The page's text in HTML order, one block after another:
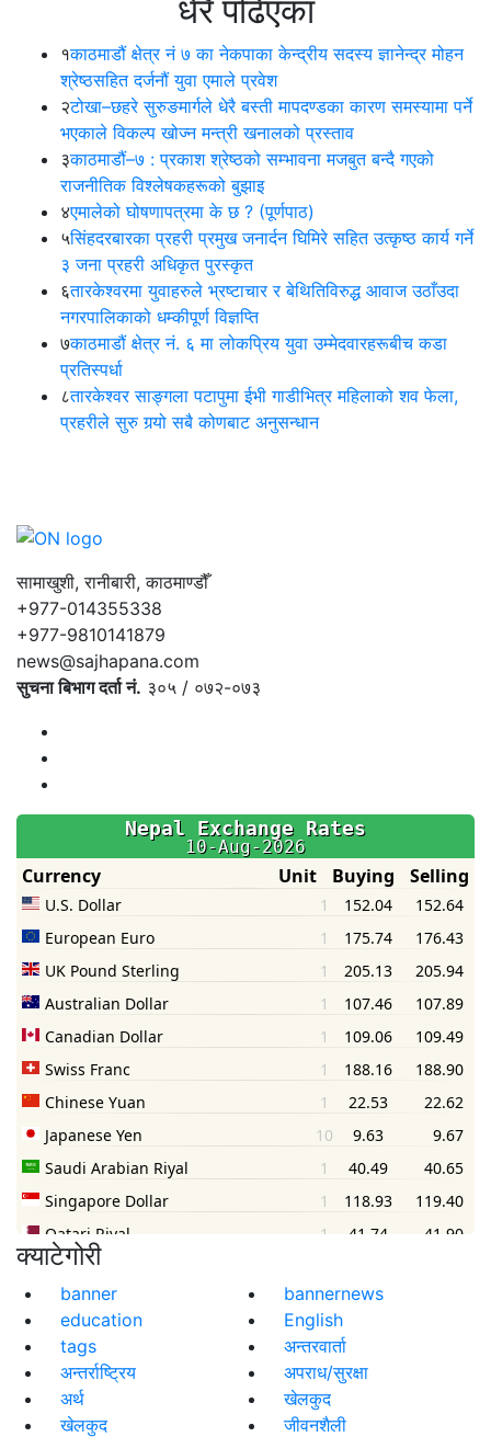
धेरै पढिएका
१काठमाडौं क्षेत्र नं ७ का नेकपाका केन्द्रीय सदस्य ज्ञानेन्द्र मोहन
श्रेष्ठसहित दर्जनौं युवा एमाले प्रवेश
२टोखा–छहरे सुरुङमार्गले धेरै बस्ती मापदण्डका कारण समस्यामा पर्ने
भएकाले विकल्प खोज्न मन्त्री खनालको प्रस्ताव
३काठमाडौं–७ : प्रकाश श्रेष्ठको सम्भावना मजबुत बन्दै गएको
राजनीतिक विश्लेषकहरूको बुझाइ
४एमालेको घोषणापत्रमा के छ ? (पूर्णपाठ)
५सिंहदरबारका प्रहरी प्रमुख जनार्दन घिमिरे सहित उत्कृष्ठ कार्य गर्ने
३ जना प्रहरी अधिकृत पुरस्कृत
६तारकेश्वरमा युवाहरुले भ्रष्टाचार र बेथितिविरुद्ध आवाज उठाँउदा
नगरपालिकाको धम्कीपूर्ण विज्ञप्ति
७काठमाडौं क्षेत्र नं. ६ मा लोकप्रिय युवा उम्मेदवारहरूबीच कडा
प्रतिस्पर्धा
८तारकेश्वर साङ्गला पटापुमा ईभी गाडीभित्र महिलाको शव फेला,
प्रहरीले सुरु गर्‍यो सबै कोणबाट अनुसन्धान
सामाखुशी, रानीबारी, काठमाण्डौँ
+977-014355338
+977-9810141879
news@sajhapana.com
सुचना बिभाग दर्ता नं. ३०५ / ०७२-०७३
क्याटेगोरी
banner
bannernews
education
English
tags
अन्तरवार्ता
अन्तर्राष्ट्रिय
अपराध/सुरक्षा
अर्थ
खेलकुद
खेलकुद
जीवनशैली